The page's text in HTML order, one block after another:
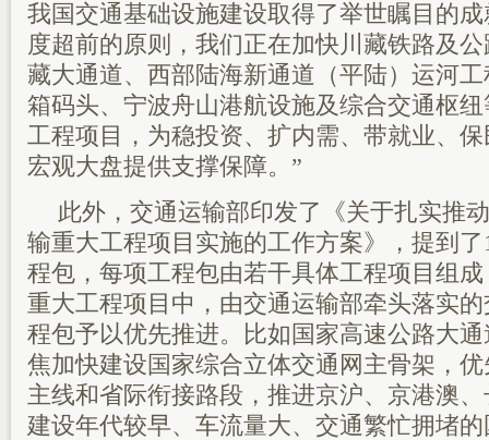
我国交通基础设施建设取得了举世瞩目的
度超前的原则，我们正在加快川藏铁路及
藏大通道、西部陆海新通道（平陆）运河
箱码头、宁波舟山港航设施及综合交通枢
工程项目，为稳投资、扩内需、带就业、
宏观大盘提供支撑保障。”
此外，交通运输部印发了《关于扎实推
输重大工程项目实施的工作方案》，提到
程包，每项工程包由若干具体工程项目组
重大工程项目中，由交通运输部牵头落实
程包予以优先推进。比如国家高速公路大
焦加快建设国家综合立体交通网主骨架，
主线和省际衔接路段，推进京沪、京港澳
建设年代较早、车流量大、交通繁忙拥堵